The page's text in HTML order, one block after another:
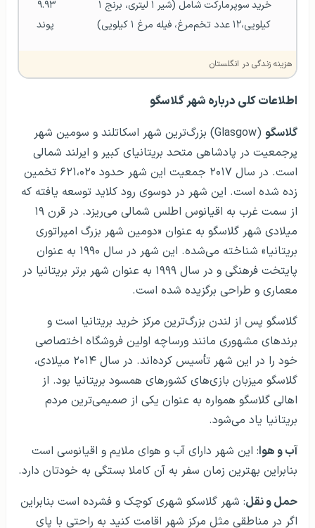
کیلویی،۱۲ عدد تخم‌مرغ، فیله مرغ ۱ کیلویی)
پوند
هزینه زندگی در انگلستان
اطلاعات کلی درباره شهر گلاسگو
گلاسگو
(Glasgow) بزرگ‌ترین شهر اسکاتلند و سومین شهر
پرجمعیت در پادشاهی متحد بریتانیای کبیر و ایرلند شمالی
است. در سال ۲۰۱۷ جمعیت این شهر حدود ۶۲۱،۰۲۰ تخمین
زده شده است. این شهر در دوسوی رود کلاید توسعه یافته که
از سمت غرب به اقیانوس اطلس شمالی می‌ریزد. در قرن ۱۹
میلادی شهر گلاسگو به عنوان «دومین شهر بزرگ امپراتوری
بریتانیا» شناخته می‌شده. این شهر در سال ۱۹۹۰ به عنوان
پایتخت فرهنگی و در سال ۱۹۹۹ به عنوان شهر برتر بریتانیا در
معماری و طراحی برگزیده شده است.
گلاسگو پس از لندن بزرگ‌ترین مرکز خرید بریتانیا است و
برند‌های مشهوری مانند ورساچه اولین فروشگاه اختصاصی
خود را در این شهر تأسیس کرده‌اند. در سال ۲۰۱۴ میلادی،
گلاسگو میزبان بازی‌های کشورهای همسود بریتانیا بود. از
اهالی گلاسگو همواره به عنوان یکی از صمیمی‌ترین مردم
بریتانیا یاد می‌شود.
آب و هوا: این شهر دارای آب و هوای ملایم و اقیانوسی است
بنابراین بهترین زمان سفر به آن کاملا بستگی به خودتان دارد.
حمل و نقل: شهر گلاسکو شهری کوچک و فشرده است بنابراین
اگر در مناطقی مثل مرکز شهر اقامت کنید به راحتی با پای